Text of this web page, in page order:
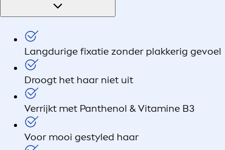
Langdurige fixatie zonder plakkerig gevoel
Droogt het haar niet uit
Verrijkt met Panthenol & Vitamine B3
Voor mooi gestyled haar